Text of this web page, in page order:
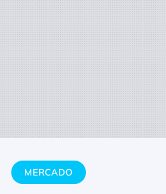
Home Mercado
MERCADO